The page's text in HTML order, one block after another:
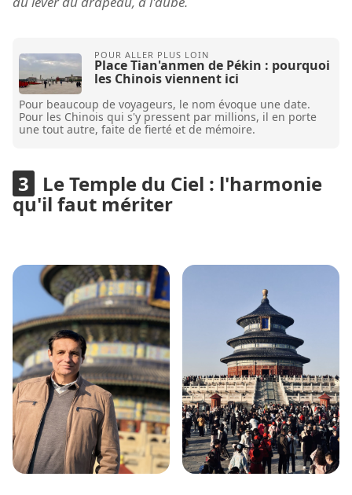
Place Tian'anmen de Pékin : pourquoi
les Chinois viennent ici
Pour beaucoup de voyageurs, le nom évoque une date.
Pour les Chinois qui s'y pressent par millions, il en porte
une tout autre, faite de fierté et de mémoire.
Le Temple du Ciel : l'harmonie
qu'il faut mériter